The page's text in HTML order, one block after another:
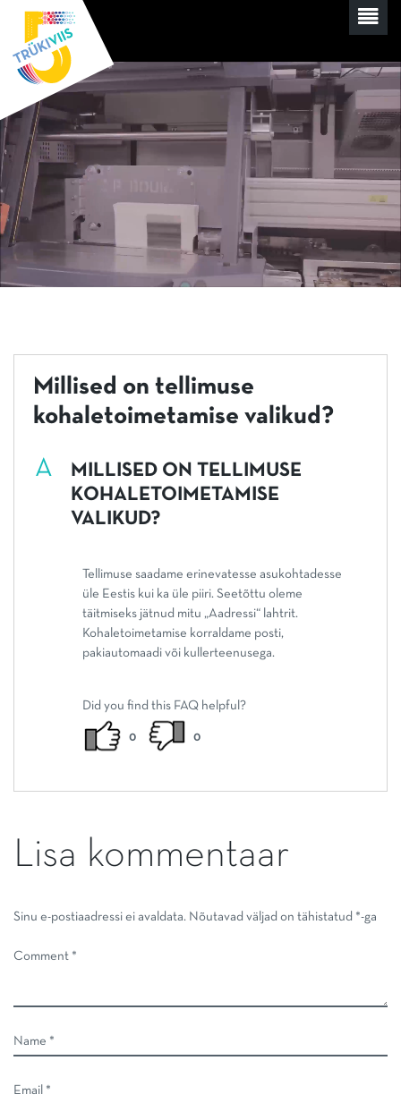
Millised on tellimuse
kohaletoimetamise valikud?
A
MILLISED ON TELLIMUSE
KOHALETOIMETAMISE
VALIKUD?
Tellimuse saadame erinevatesse asukohtadesse
üle Eestis kui ka üle piiri. Seetõttu oleme
täitmiseks jätnud mitu „Aadressi“ lahtrit.
Kohaletoimetamise korraldame posti,
pakiautomaadi või kullerteenusega.
Did you find this FAQ helpful?
0 0
Lisa kommentaar
Sinu e-postiaadressi ei avaldata. Nõutavad väljad on tähistatud *-ga